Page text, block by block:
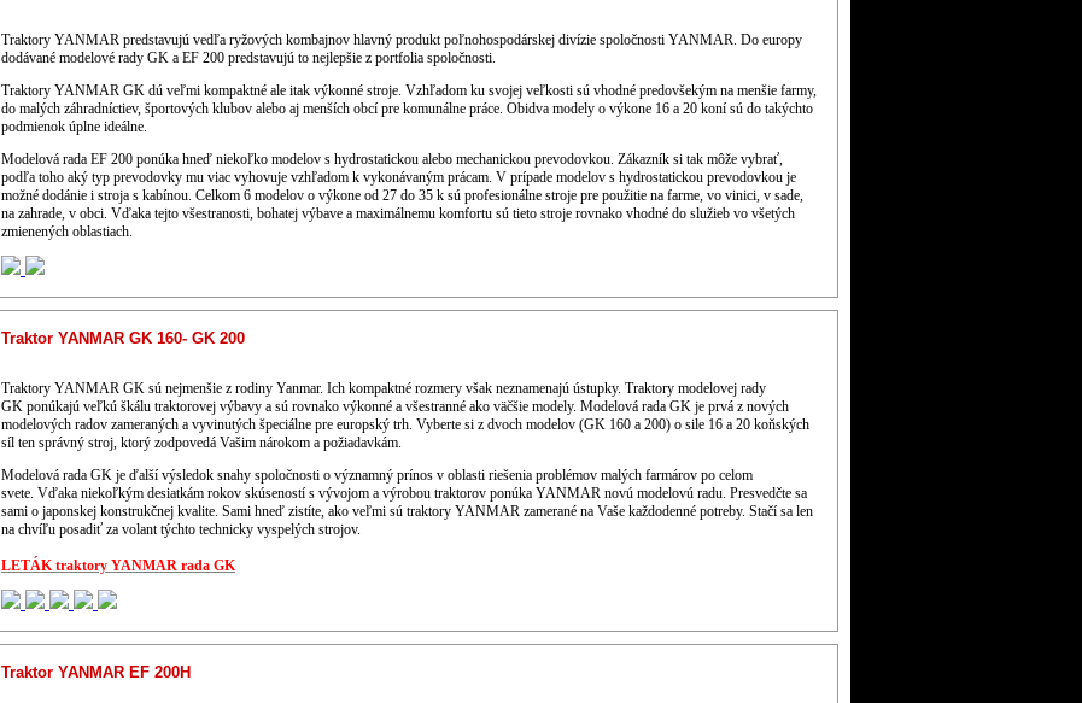
Traktory YANMAR predstavujú vedľa ryžových kombajnov hlavný produkt poľnohospodárskej divízie spoločnosti YANMAR. Do europy
dodávané modelové rady GK a EF 200 predstavujú to nejlepšie z portfolia spoločnosti.
Traktory YANMAR GK dú veľmi kompaktné ale itak výkonné stroje. Vzhľadom ku svojej veľkosti sú vhodné predovšekým na menšie farmy,
do malých záhradníctiev, športových klubov alebo aj menších obcí pre komunálne práce. Obidva modely o výkone 16 a 20 koní sú do takýchto
podmienok úplne ideálne.
Modelová rada EF 200 ponúka hneď niekoľko modelov s hydrostatickou alebo mechanickou prevodovkou. Zákazník si tak môže vybrať,
podľa toho aký typ prevodovky mu viac vyhovuje vzhľadom k vykonávaným prácam. V prípade modelov s hydrostatickou prevodovkou je
možné dodánie i stroja s kabínou. Celkom 6 modelov o výkone od 27 do 35 k sú profesionálne stroje pre použitie na farme, vo vinici, v sade,
na zahrade, v obci. Vďaka tejto všestranosti, bohatej výbave a maximálnemu komfortu sú tieto stroje rovnako vhodné do služieb vo všetých
zmienených oblastiach.
Traktor YANMAR GK 160- GK 200
Traktory YANMAR GK sú nejmenšie z rodiny Yanmar. Ich kompaktné rozmery však neznamenajú ústupky. Traktory modelovej rady
GK ponúkajú veľkú škálu traktorovej výbavy a sú rovnako výkonné a všestranné ako väčšie modely. Modelová rada GK je prvá z nových
modelových radov zameraných a vyvinutých špeciálne pre europský trh. Vyberte si z dvoch modelov (GK 160 a 200) o sile 16 a 20 koňských
síl ten správný stroj, ktorý zodpovedá Vašim nárokom a požiadavkám.
Modelová rada GK je ďalší výsledok snahy spoločnosti o významný prínos v oblasti riešenia problémov malých farmárov po celom
svete. Vďaka niekoľkým desiatkám rokov skúseností s vývojom a výrobou traktorov ponúka YANMAR novú modelovú radu. Presvedčte sa
sami o japonskej konstrukčnej kvalite. Sami hneď zistíte, ako veľmi sú traktory YANMAR zamerané na Vaše každodenné potreby. Stačí sa len
na chvíľu posadiť za volant týchto technicky vyspelých strojov.
LETÁK traktory YANMAR rada GK
Traktor YANMAR EF 200H